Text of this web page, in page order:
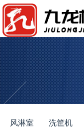
风淋室 洗筐机